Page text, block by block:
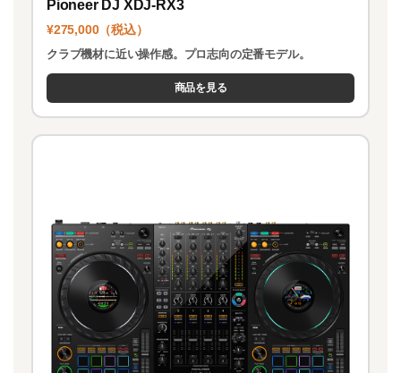
Pioneer DJ XDJ-RX3
¥275,000（税込）
クラブ機材に近い操作感。プロ志向の定番モデル。
商品を見る